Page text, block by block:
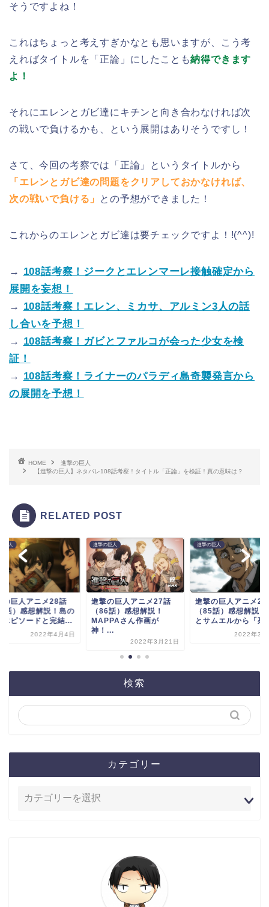
そうですよね！
これはちょっと考えすぎかなとも思いますが、こう考
えればタイトルを「正論」にしたことも納得できます
よ！
それにエレンとガビ達にキチンと向き合わなければ次
の戦いで負けるかも、という展開はありそうですし！
さて、今回の考察では「正論」というタイトルから
「エレンとガビ達の問題をクリアしておかなければ、
次の戦いで負ける」
との予想ができました！
これからのエレンとガビ達は要チェックですよ！!(^^)!
→ 108話考察！ジークとエレンマーレ接触確定から
展開を妄想！
→ 108話考察！エレン、ミカサ、アルミン3人の話
し合いを予想！
→ 108話考察！ガビとファルコが会った少女を検
証！
→ 108話考察！ライナーのパラディ島奇襲発言から
の展開を予想！
HOME
進撃の巨人
【進撃の巨人】ネタバレ108話考察！タイトル「正論」を検証！真の意味は？
RELATED POST
巨人
の巨人アニメ28話
話）感想解説！島の
エピソードと完結...
2022年4月4日
進撃の巨人
進撃の巨人アニメ27話
（86話）感想解説！
MAPPAさん作画が
神！...
2022年3月21日
進撃の巨人
進撃の巨人アニメ26
（85話）感想解説！
とサムエルから「死
2022年3
検索
カテゴリー